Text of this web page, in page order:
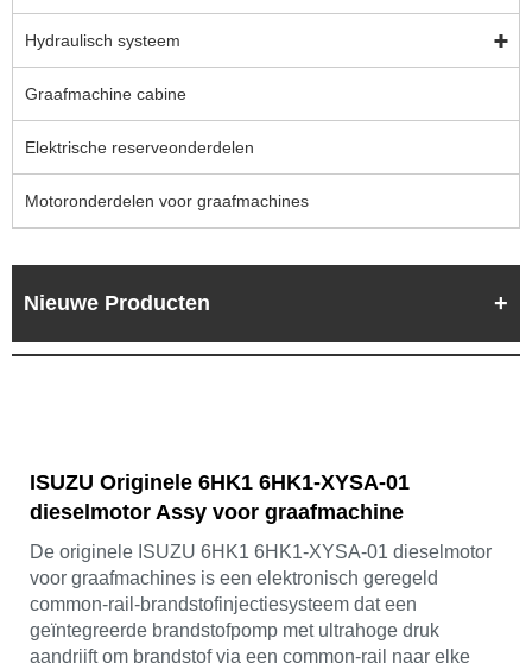
Hydraulisch systeem
Graafmachine cabine
Elektrische reserveonderdelen
Motoronderdelen voor graafmachines
Nieuwe Producten
ISUZU Originele 6HK1 6HK1-XYSA-01
dieselmotor Assy voor graafmachine
De originele ISUZU 6HK1 6HK1-XYSA-01 dieselmotor
voor graafmachines is een elektronisch geregeld
common-rail-brandstofinjectiesysteem dat een
geïntegreerde brandstofpomp met ultrahoge druk
aandrijft om brandstof via een common-rail naar elke